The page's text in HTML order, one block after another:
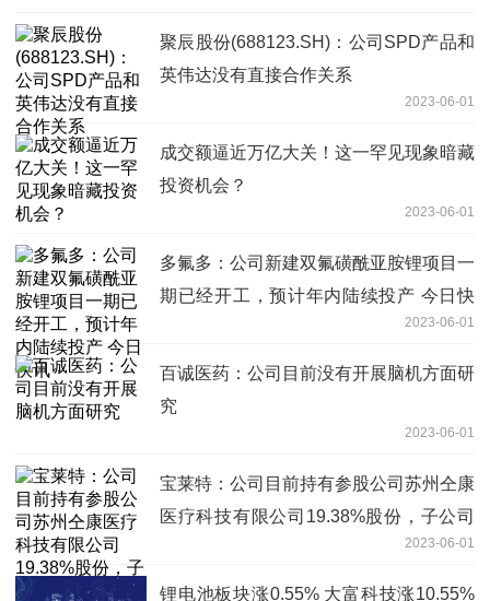
聚辰股份(688123.SH)：公司SPD产品和
英伟达没有直接合作关系
2023-06-01
成交额逼近万亿大关！这一罕见现象暗藏
投资机会？
2023-06-01
多氟多：公司新建双氟磺酰亚胺锂项目一
期已经开工，预计年内陆续投产 今日快
2023-06-01
百诚医药：公司目前没有开展脑机方面研
究
2023-06-01
宝莱特：公司目前持有参股公司苏州仝康
医疗科技有限公司19.38%股份，子公司
苏州君康持有苏州仝康医疗科技有限公司
14.51%股份_焦点资讯
2023-06-01
锂电池板块涨0.55% 大富科技涨10.55%